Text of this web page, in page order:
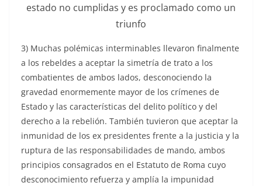
estado no cumplidas y es proclamado como un
triunfo
3) Muchas polémicas interminables llevaron finalmente
a los rebeldes a aceptar la simetría de trato a los
combatientes de ambos lados, desconociendo la
gravedad enormemente mayor de los crímenes de
Estado y las características del delito político y del
derecho a la rebelión. También tuvieron que aceptar la
inmunidad de los ex presidentes frente a la justicia y la
ruptura de las responsabilidades de mando, ambos
principios consagrados en el Estatuto de Roma cuyo
desconocimiento refuerza y amplía la impunidad